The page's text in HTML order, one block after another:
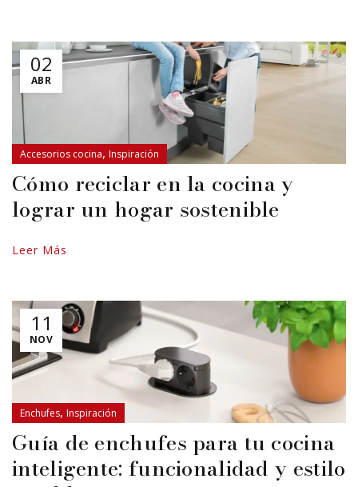
02
ABR
Accesorios cocina, Inspiración
Cómo reciclar en la cocina y
lograr un hogar sostenible
Leer Más
11
NOV
Enchufes, Inspiración
Guía de enchufes para tu cocina
inteligente: funcionalidad y estilo